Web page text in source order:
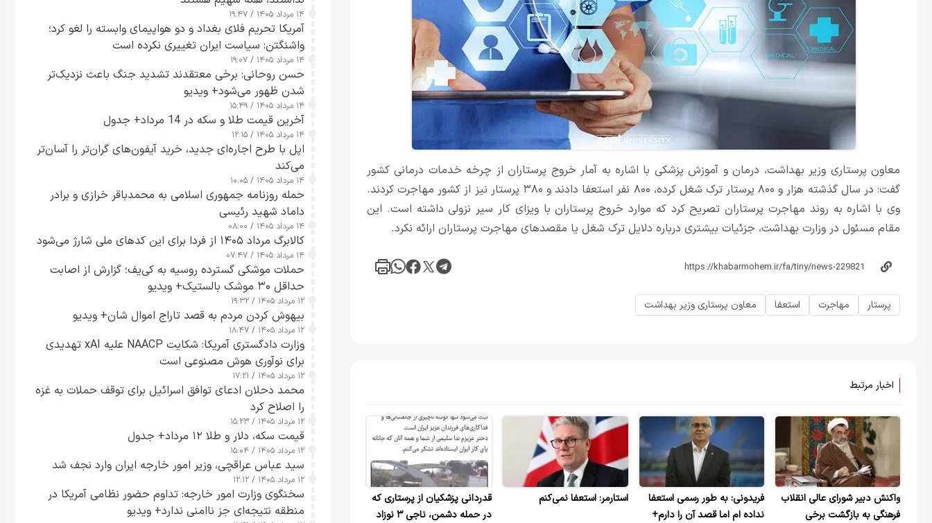
معاون پرستاری وزیر بهداشت، درمان و آموزش پزشکی با اشاره به آمار خروج پرستاران از چرخه خدمات درمانی کشور
گفت: در سال گذشته هزار و ۸۰۰ پرستار ترک شغل کرده، ۸۰۰ نفر استعفا دادند و ۳۸۰ پرستار نیز از کشور مهاجرت کردند.
وی با اشاره به روند مهاجرت پرستاران تصریح کرد که موارد خروج پرستاران با ویزای کار سیر نزولی داشته است. این
مقام مسئول در وزارت بهداشت، جزئیات بیشتری درباره دلایل ترک شغل یا مقصدهای مهاجرت پرستاران ارائه نکرد.
پرستار مهاجرت استعفا معاون پرستاری وزیر بهداشت
اخبار مرتبط
واکنش دبیر شورای عالی انقلاب
فرهنگی به بازگشت برخی
فریدونی: به طور رسمی استعفا
نداده ام اما قصد آن را دارم+
استارمر: استعفا نمی‌کنم
قدردانی پزشکیان از پرستاری که
در حمله دشمن، ناجی ۳ نوزاد
۱۴ مرداد ۱۴۰۵ / ۱۹:۴۷
آمریکا تحریم فلای بغداد و دو هواپیمای وابسته را لغو کرد؛
واشنگتن: سیاست ایران تغییری نکرده است
۱۴ مرداد ۱۴۰۵ / ۱۹:۰۷
حسن روحانی: برخی معتقدند تشدید جنگ باعث نزدیک‌تر
شدن ظهور می‌شود+ ویدیو
۱۴ مرداد ۱۴۰۵ / ۱۵:۴۹
آخرین قیمت طلا و سکه در 14 مرداد+ جدول
۱۴ مرداد ۱۴۰۵ / ۱۲:۱۵
اپل با طرح اجاره‌ای جدید، خرید آیفون‌های گران‌تر را آسان‌تر
می‌کند
۱۴ مرداد ۱۴۰۵ / ۱۰:۰۵
حمله روزنامه جمهوری اسلامی به محمدباقر خرازی و برادر
داماد شهید رئیسی
۱۴ مرداد ۱۴۰۵ / ۰۸:۰۰
کالابرگ مرداد ۱۴۰۵ از فردا برای این کدهای ملی شارژ می‌شود
۱۴ مرداد ۱۴۰۵ / ۰۷:۴۷
حملات موشکی گسترده روسیه به کی‌یف؛ گزارش از اصابت
حداقل ۳۰ موشک بالستیک+ ویدیو
۱۲ مرداد ۱۴۰۵ / ۱۹:۳۲
بیهوش کردن مردم به قصد تاراج اموال شان+ ویدیو
۱۲ مرداد ۱۴۰۵ / ۱۸:۴۷
وزارت دادگستری آمریکا: شکایت NAACP علیه xAI تهدیدی
برای نوآوری هوش مصنوعی است
۱۲ مرداد ۱۴۰۵ / ۱۷:۲۱
محمد دحلان ادعای توافق اسرائیل برای توقف حملات به غزه
را اصلاح کرد
۱۲ مرداد ۱۴۰۵ / ۱۵:۲۳
قیمت سکه، دلار و طلا ۱۲ مرداد+ جدول
۱۲ مرداد ۱۴۰۵ / ۱۵:۰۴
سید عباس عراقچی، وزیر امور خارجه ایران وارد نجف شد
۱۲ مرداد ۱۴۰۵ / ۱۲:۱۲
سخنگوی وزارت امور خارجه: تداوم حضور نظامی آمریکا در
منطقه نتیجه‌ای جز ناامنی ندارد+ ویدیو